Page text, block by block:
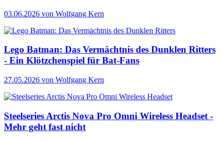
03.06.2026 von Wolfgang Kern
Lego Batman: Das Vermächtnis des Dunklen Ritters
- Ein Klötzchenspiel für Bat-Fans
27.05.2026 von Wolfgang Kern
Steelseries Arctis Nova Pro Omni Wireless Headset -
Mehr geht fast nicht